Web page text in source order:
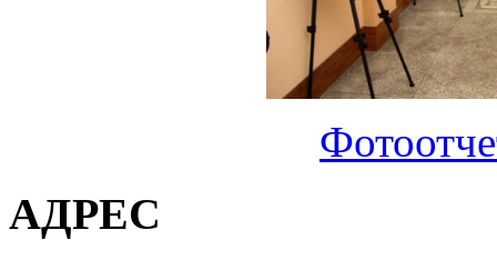
АДРЕС